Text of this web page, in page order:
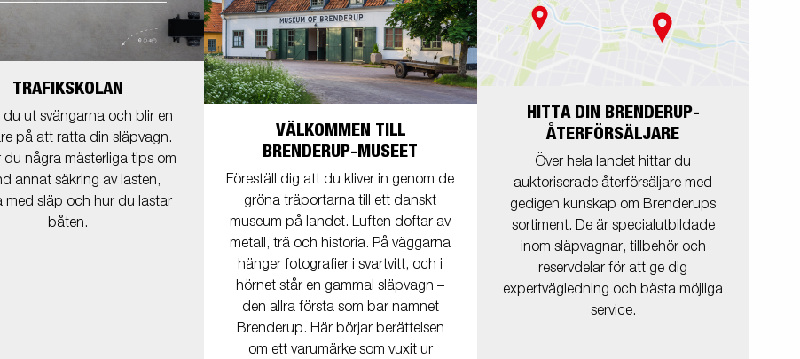
TRAFIKSKOLAN
du ut svängarna och blir en
på att ratta din släpvagn.
du några mästerliga tips om
annat säkring av lasten,
med släp och hur du lastar
båten.
VÄLKOMMEN TILL
BRENDERUP-MUSEET
Föreställ dig att du kliver in genom de
gröna träportarna till ett danskt
museum på landet. Luften doftar av
metall, trä och historia. På väggarna
hänger fotografier i svartvitt, och i
hörnet står en gammal släpvagn –
den allra första som bar namnet
Brenderup. Här börjar berättelsen
om ett varumärke som vuxit ur
HITTA DIN BRENDERUP-
ÅTERFÖRSÄLJARE
Över hela landet hittar du
auktoriserade återförsäljare med
gedigen kunskap om Brenderups
sortiment. De är specialutbildade
inom släpvagnar, tillbehör och
reservdelar för att ge dig
expertvägledning och bästa möjliga
service.